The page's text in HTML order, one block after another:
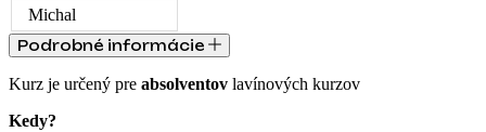
Michal
Podrobné informácie
Kurz je určený pre absolventov lavínových kurzov
Kedy?